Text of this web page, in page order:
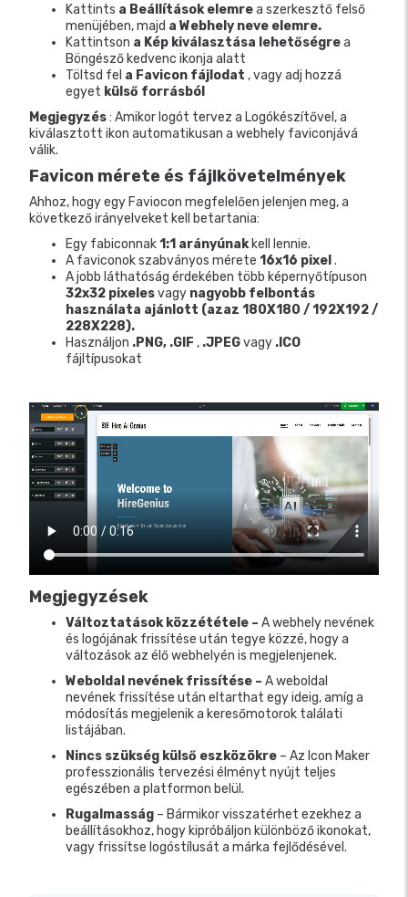
Kattints a Beállítások elemrea szerkesztő felső
menüjében, majd a Webhely neve elemre.
Kattintson a Kép kiválasztása lehetőségrea
Böngésző kedvenc ikonja alatt
Töltsd fel a Favicon fájlodat , vagy adj hozzá
egyet külső forrásból
Megjegyzés: Amikor logót tervez a Logókészítővel, a
kiválasztott ikon automatikusan a webhely faviconjává
válik.
Favicon mérete és fájlkövetelmények
Ahhoz, hogy egy Faviocon megfelelően jelenjen meg, a
következő irányelveket kell betartania:
Egy fabiconnak1:1 arányúnakkell lennie.
A faviconok szabványos mérete 16x16 pixel .
A jobb láthatóság érdekében több képernyőtípuson
32x32 pixelesvagy nagyobb felbontás
használata ajánlott (azaz 180X180 / 192X192 /
228X228).
Használjon .PNG, .GIF , .JPEGvagy .ICO
fájltípusokat
Megjegyzések
Változtatások közzététele – A webhely nevének
és logójának frissítése után tegye közzé, hogy a
változások az élő webhelyén is megjelenjenek.
Weboldal nevének frissítése – A weboldal
nevének frissítése után eltarthat egy ideig, amíg a
módosítás megjelenik a keresőmotorok találati
listájában.
Nincs szükség külső eszközökre – Az Icon Maker
professzionális tervezési élményt nyújt teljes
egészében a platformon belül.
Rugalmasság – Bármikor visszatérhet ezekhez a
beállításokhoz, hogy kipróbáljon különböző ikonokat,
vagy frissítse logóstílusát a márka fejlődésével.